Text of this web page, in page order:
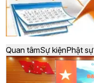
Quan tâmSự kiệnPhật sự